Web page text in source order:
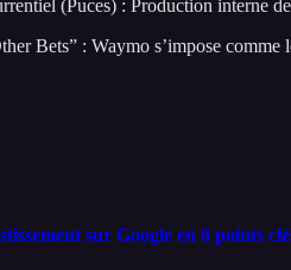
(Puces) : Production interne
Bets” : Waymo s’impose
sur Google en 8 points